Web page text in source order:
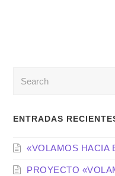
ENTRADAS
«VOLAMOS HACIA
PROYECTO